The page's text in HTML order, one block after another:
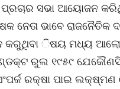
ପ୍ରଚାର ସଭା ଆୟୋଜନ
ଭାବେ ରାଜନୈତିକ
କରୁଥିବା ିଷୟ ମଧ୍ୟ
ରୁଲ ୧୯୫୯ ଯେକୌଣସି
ରକ୍ଷା ପାଇ ଲକ୍ଷ୍ମଣ